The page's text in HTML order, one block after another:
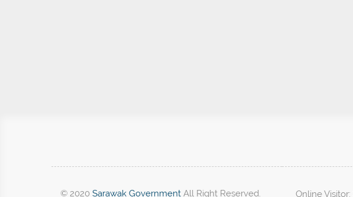
© 2020 Sarawak Government All Right Reserved. Online Visitor: